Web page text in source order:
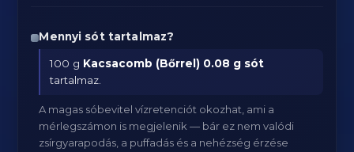
Mennyi sót tartalmaz?
100 g Kacsacomb (Bőrrel) 0.08 g sót
tartalmaz.
A magas sóbevitel vízretenciót okozhat, ami a
mérlegszámon is megjelenik — bár ez nem valódi
zsírgyarapodás, a puffadás és a nehézség érzése